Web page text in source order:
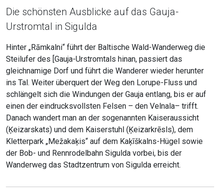
Die schönsten Ausblicke auf das Gauja-
Urstromtal in Sigulda
Hinter „Rāmkalni“ führt der Baltische Wald-Wanderweg die
Steilufer des [Gauja-Urstromtals hinan, passiert das
gleichnamige Dorf und führt die Wanderer wieder herunter
ins Tal. Weiter überquert der Weg den Lorupe-Fluss und
schlängelt sich die Windungen der Gauja entlang, bis er auf
einen der eindrucksvollsten Felsen – den Velnala– trifft.
Danach wandert man an der sogenannten Kaiseraussicht
(Ķeizarskats) und dem Kaiserstuhl (Ķeizarkrēsls), dem
Kletterpark „Mežakaķis“ auf dem Kaķīškalns-Hügel sowie
der Bob- und Rennrodelbahn Sigulda vorbei, bis der
Wanderweg das Stadtzentrum von Sigulda erreicht.